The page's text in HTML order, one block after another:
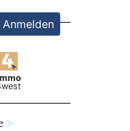
Anmelden